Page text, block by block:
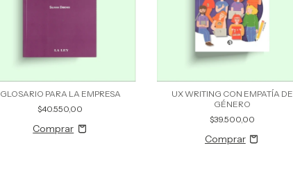
GLOSARIO PARA LA EMPRESA
$40.550,00
UX WRITING CON EMPATÍA DE
GÉNERO
$39.500,00